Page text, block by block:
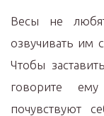
Весы не
озвучивать им
Чтобы
говорите
почувствуют